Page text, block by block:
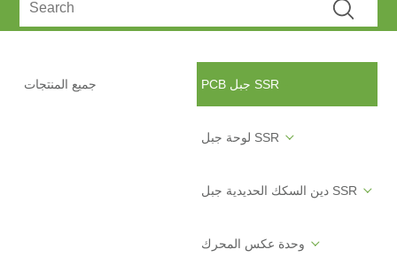
جميع المنتجات PCB جبل SSR
لوحة جبل SSR
دين السكك الحديدية جبل SSR
وحدة عكس المحرك